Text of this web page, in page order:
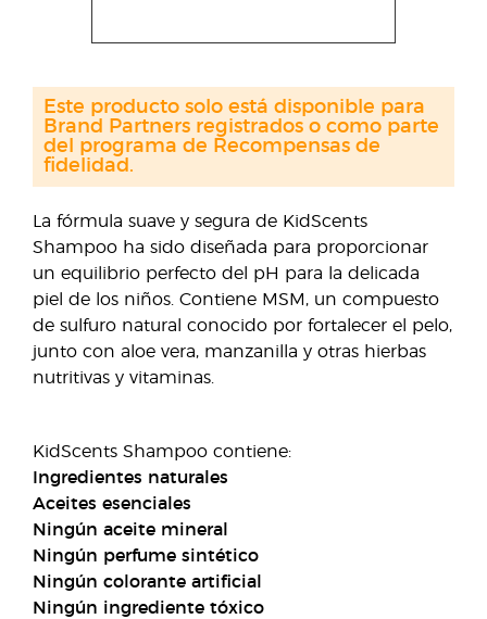
La fórmula suave y segura de KidScents
Shampoo ha sido diseñada para proporcionar
un equilibrio perfecto del pH para la delicada
piel de los niños. Contiene MSM, un compuesto
de sulfuro natural conocido por fortalecer el pelo,
junto con aloe vera, manzanilla y otras hierbas
nutritivas y vitaminas.
KidScents Shampoo contiene:
Ingredientes naturales
Aceites esenciales
Ningún aceite mineral
Ningún perfume sintético
Ningún colorante artificial
Ningún ingrediente tóxico
Este producto solo está disponible para
Brand Partners registrados o como parte
del programa de Recompensas de
fidelidad.